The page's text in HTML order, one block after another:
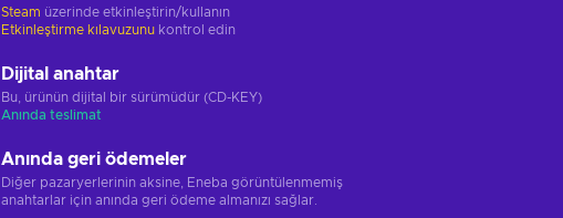
Steam üzerinde etkinleştirin/kullanın
Etkinleştirme kılavuzunu kontrol edin
Dijital anahtar
Bu, ürünün dijital bir sürümüdür (CD-KEY)
Anında teslimat
Anında geri ödemeler
Diğer pazaryerlerinin aksine, Eneba görüntülenmemiş
anahtarlar için anında geri ödeme almanızı sağlar.